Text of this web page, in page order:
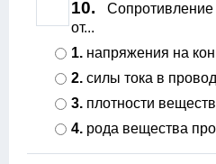
10.
от...
1. напряжения на
2. силы тока в
3. плотности
4. рода вещества